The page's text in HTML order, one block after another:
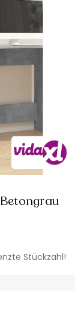
Stückzahl!